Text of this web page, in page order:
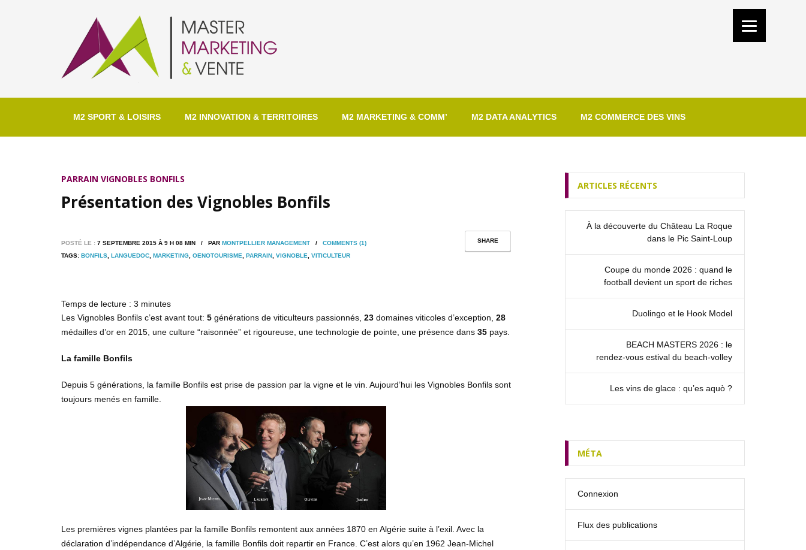
M2 SPORT & LOISIRS M2 INNOVATION & TERRITOIRES M2 MARKETING & COMM’ M2 DATA ANALYTICS M2 COMMERCE DES VINS
PARRAIN VIGNOBLES BONFILS
Présentation des Vignobles Bonfils
SHARE
POSTÉ LE : 7 SEPTEMBRE 2015 À 9 H 08 MIN / PAR MONTPELLIER MANAGEMENT / COMMENTS (1)
TAGS: BONFILS LANGUEDOC MARKETING OENOTOURISME PARRAIN VIGNOBLE VITICULTEUR
Temps de lecture : 3 minutes
Les Vignobles Bonfils c’est avant tout: 5 générations de viticulteurs passionnés, 23 domaines viticoles d’exception, 28
médailles d’or en 2015, une culture “raisonnée” et rigoureuse, une technologie de pointe, une présence dans 35 pays.
La famille Bonfils
Depuis 5 générations, la famille Bonfils est prise de passion par la vigne et le vin. Aujourd’hui les Vignobles Bonfils sont
toujours menés en famille.
Les premières vignes plantées par la famille Bonfils remontent aux années 1870 en Algérie suite à l’exil. Avec la
déclaration d’indépendance d’Algérie, la famille Bonfils doit repartir en France. C’est alors qu’en 1962 Jean-Michel
ARTICLES RÉCENTS
À la découverte du Château La Roque
dans le Pic Saint‑Loup
Coupe du monde 2026 : quand le
football devient un sport de riches
Duolingo et le Hook Model
BEACH MASTERS 2026 : le
rendez‑vous estival du beach-volley
Les vins de glace : qu’es aquò ?
MÉTA
Connexion
Flux des publications